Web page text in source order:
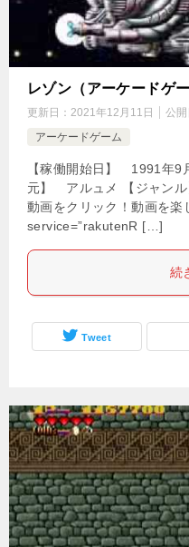
レゾン（アーケードゲ
更新日： 2021年12月11日 公開
アーケードゲーム
【稼働開始日】 1991年
元】 アルュメ 【ジャン
動画をクリック！動画を
service=”rakutenR […]
続
Tweet